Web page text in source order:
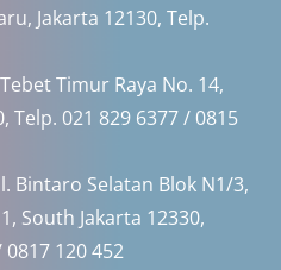
Jakarta 12130, Telp.
Timur Raya No. 14,
Telp. 021 829 6377 / 0815
Bintaro Selatan Blok N1/3,
South Jakarta 12330,
120 452